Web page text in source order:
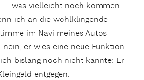
– was vielleicht noch kommen
ich an die wohlklingende
im Navi meines Autos
nein, er wies eine neue Funktion
bislang noch nicht kannte: Er
entgegen.